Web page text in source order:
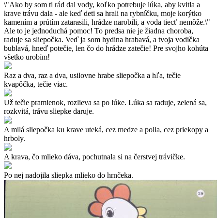
\"Ako by som ti rád dal vody, koľko potrebuje lúka, aby kvitla a
krave trávu dala - ale keď deti sa hrali na rybníčku, moje korýtko
kamením a prútím zatarasili, hrádze narobili, a voda tiecť nemôže.\"
Ale to je jednoduchá pomoc! To predsa nie je žiadna choroba,
raduje sa sliepočka. Veď ja som hydina hrabavá, a tvoja vodička
bublavá, hneď potečie, len čo do hrádze zatečie! Pre svojho kohúta
všetko urobím!
Raz a dva, raz a dva, usilovne hrabe sliepočka a hľa, tečie
kvapôčka, tečie viac.
Už tečie pramienok, rozlieva sa po lúke. Lúka sa raduje, zelená sa,
rozkvitá, trávu sliepke daruje.
A milá sliepočka ku krave uteká, cez medze a polia, cez priekopy a
hrboly.
A krava, čo mlieko dáva, pochutnala si na čerstvej trávičke.
Po nej nadojila sliepka mlieko do hrnčeka.